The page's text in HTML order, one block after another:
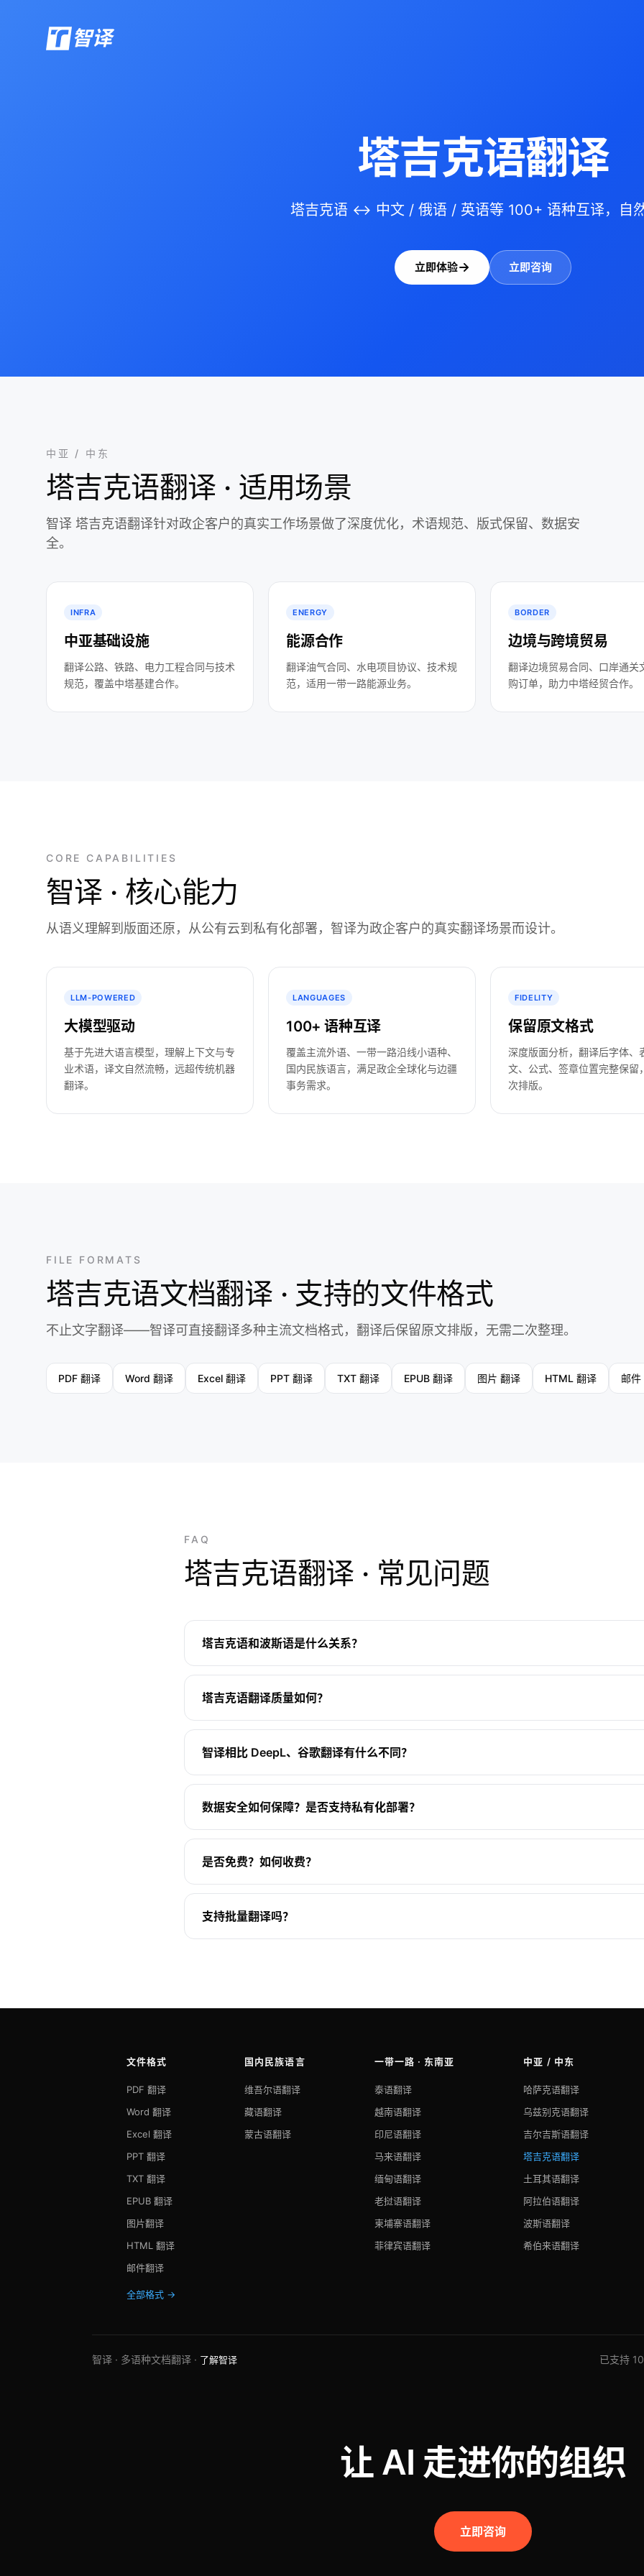
智译
塔吉克语翻译
塔吉克语 ↔ 中文 / 俄语 / 英语等 100+ 语种互译，自
立即体验 立即咨询
中亚 / 中东
塔吉克语翻译 · 适用场景
智译 塔吉克语翻译针对政企客户的真实工作场景做了深度优化，术语规范、版式保留、数据安
全。
INFRA
中亚基础设施
翻译公路、铁路、电力工程合同与技术
规范，覆盖中塔基建合作。
ENERGY
能源合作
翻译油气合同、水电项目协议、技术规
范，适用一带一路能源业务。
BORDER
边境与跨境贸易
翻译边境贸易合同、口岸通关
购订单，助力中塔经贸合作。
CORE CAPABILITIES
智译 · 核心能力
从语义理解到版面还原，从公有云到私有化部署，智译为政企客户的真实翻译场景而设计。
LLM-POWERED
大模型驱动
基于先进大语言模型，理解上下文与专
业术语，译文自然流畅，远超传统机器
翻译。
LANGUAGES
100+ 语种互译
覆盖主流外语、一带一路沿线小语种、
国内民族语言，满足政企全球化与边疆
事务需求。
FIDELITY
保留原文格式
深度版面分析，翻译后字体、
文、公式、签章位置完整保留
次排版。
FILE FORMATS
塔吉克语文档翻译 · 支持的文件格式
不止文字翻译——智译可直接翻译多种主流文档格式，翻译后保留原文排版，无需二次整理。
PDF 翻译 Word 翻译 Excel 翻译 PPT 翻译 TXT 翻译 EPUB 翻译 图片 翻译 HTML 翻译 邮件
FAQ
塔吉克语翻译 · 常见问题
塔吉克语和波斯语是什么关系？
塔吉克语翻译质量如何？
智译相比 DeepL、谷歌翻译有什么不同？
数据安全如何保障？是否支持私有化部署？
是否免费？如何收费？
支持批量翻译吗？
文件格式
PDF 翻译
Word 翻译
Excel 翻译
PPT 翻译
TXT 翻译
EPUB 翻译
图片翻译
HTML 翻译
邮件翻译
全部格式 →
国内民族语言
维吾尔语翻译
藏语翻译
蒙古语翻译
一带一路 · 东南亚
泰语翻译
越南语翻译
印尼语翻译
马来语翻译
缅甸语翻译
老挝语翻译
柬埔寨语翻译
菲律宾语翻译
中亚 / 中东
哈萨克语翻译
乌兹别克语翻译
吉尔吉斯语翻译
塔吉克语翻译
土耳其语翻译
阿拉伯语翻译
波斯语翻译
希伯来语翻译
智译 · 多语种文档翻译 · 了解智译 已支持
让 AI 走进你的组织
立即咨询